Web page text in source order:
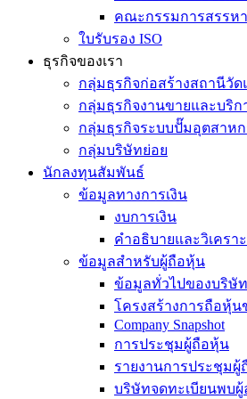
คณะกรรมการสรรห
ใบรับรอง ISO
ธุรกิจของเรา
กลุ่มธุรกิจก่อสร้างสถานีวั
กลุ่มธุรกิจงานขายและบริ
กลุ่มธุรกิจระบบปั๊มอุตสาหก
กลุ่มบริษัทย่อย
นักลงทุนสัมพันธ์
ข้อมูลทางการเงิน
งบการเงิน
คำอธิบายและวิเครา
ข้อมูลสำหรับผู้ถือหุ้น
ข้อมูลทั่วไปของบริษั
โครงสร้างการถือหุ้
Company Snapshot
การประชุมผู้ถือหุ้น
รายงานการประชุมผู้
บริษัทจดทะเบียนพบ